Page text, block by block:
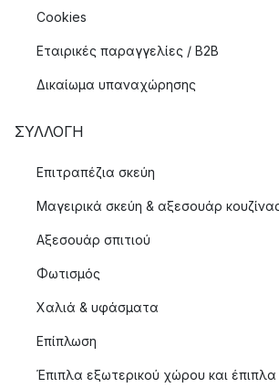
Cookies
Εταιρικές παραγγελίες / B2B
Δικαίωμα υπαναχώρησης
ΣΥΛΛΟΓΉ
Επιτραπέζια σκεύη
Μαγειρικά σκεύη & αξεσουάρ
Αξεσουάρ σπιτιού
Φωτισμός
Χαλιά & υφάσματα
Επίπλωση
Έπιπλα εξωτερικού χώρου και έπιπλα